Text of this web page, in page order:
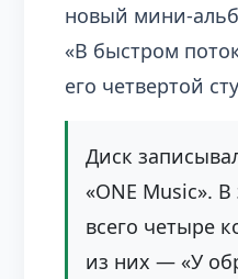
новый мини-
«В быстром
его четвертой
Диск
«ONE Music».
всего четыре
из них — «У